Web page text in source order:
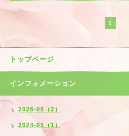
1
トップページ
インフォメーション
2026-05（2）
2024-05（1）